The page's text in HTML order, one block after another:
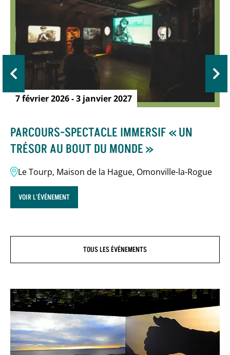
7 février 2026 - 3 janvier 2027
PARCOURS-SPECTACLE IMMERSIF « UN
TRÉSOR AU BOUT DU MONDE »
Le Tourp, Maison de la Hague, Omonville-la-Rogue
VOIR L'ÉVÉNEMENT
TOUS LES ÉVÉNEMENTS